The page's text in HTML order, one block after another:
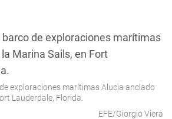
exploraciones marítimas Alucia anclado
Lauderdale, Florida.
EFE/Giorgio Viera